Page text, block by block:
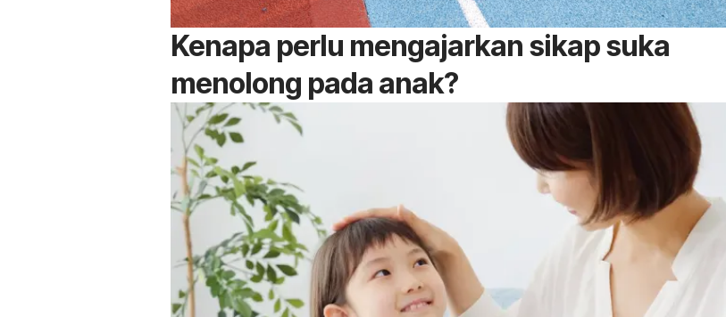
Kenapa perlu mengajarkan sikap suka
menolong pada anak?